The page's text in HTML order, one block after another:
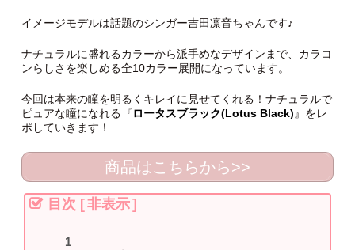
イメージモデルは話題のシンガー吉田凛音ちゃんです♪
ナチュラルに盛れるカラーから派手めなデザインまで、カラコ
ンらしさを楽しめる全10カラー展開になっています。
今回は本来の瞳を明るくキレイに見せてくれる！ナチュラルで
ピュアな瞳になれる『ロータスブラック(Lotus Black) 』をレ
ポしていきます！
商品はこちらから>>
目次 [非表示]